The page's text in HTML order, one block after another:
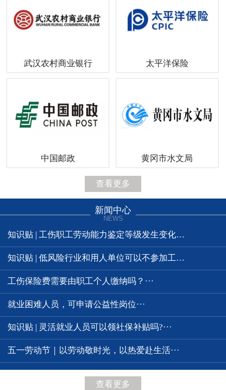
武汉农村商业银行 太平洋保险
中国邮政 黄冈市水文局
查看更多
新闻中心
NEWS
知识贴 | 工伤职工劳动能力鉴定等级发生变化时，工伤待遇如何···
知识贴 | 低风险行业和用人单位可以不参加工伤保险吗?···
工伤保险费需要由职工个人缴纳吗？···
就业困难人员，可申请公益性岗位···
知识贴 | 灵活就业人员可以领社保补贴吗?···
五一劳动节｜以劳动敬时光，以热爱赴生活···
查看更多